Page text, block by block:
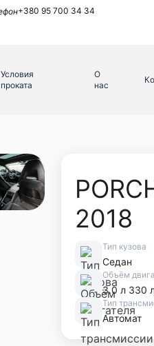
+380 95 700 34 34
Условия
проката
О
нас
2018
Тип кузова
Седан
Объём
3.0 л 330
Тип
Автомат